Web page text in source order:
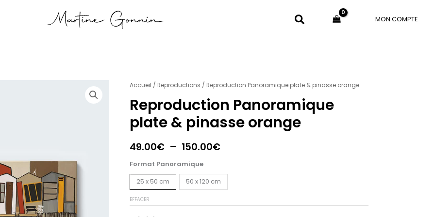
MON COMPTE
Accueil / Reproductions / Reproduction Panoramique plate & pinasse orange
Reproduction Panoramique
plate & pinasse orange
49.00€ – 150.00€
Plage
de
prix :
150.00€
Format Panoramique
25 x 50 cm
50 x 120 cm
EFFACER
quantité
Reproduction
Panoramique
plate
&
orange